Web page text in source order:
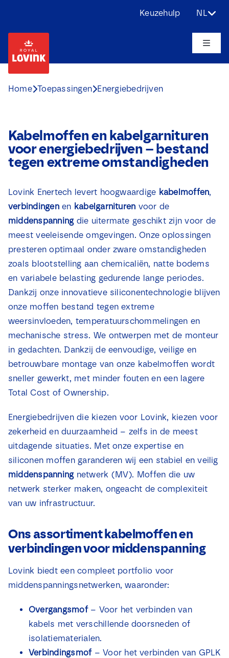
inhoud
Keuzehulp NL
Toggle
Toepassingen
Uitdagingen
Projecten
Nieuws
Contact
Home Toepassingen Energiebedrijven
Kabelmoffen en kabelgarnituren
voor energiebedrijven – bestand
tegen extreme omstandigheden
Lovink Enertech levert hoogwaardige kabelmoffen,
verbindingenen kabelgarnituren voor de
middenspanningdie uitermate geschikt zijn voor de
meest veeleisende omgevingen. Onze oplossingen
presteren optimaal onder zware omstandigheden
zoals blootstelling aan chemicaliën, natte bodems
en variabele belasting gedurende lange periodes.
Dankzij onze innovatieve siliconentechnologie blijven
onze moffen bestand tegen extreme
weersinvloeden, temperatuurschommelingen en
mechanische stress. We ontwerpen met de monteur
in gedachten. Dankzij de eenvoudige, veilige en
betrouwbare montage van onze kabelmoffen wordt
sneller gewerkt, met minder fouten en een lagere
Total Cost of Ownership.
Energiebedrijven die kiezen voor Lovink, kiezen voor
zekerheid en duurzaamheid – zelfs in de meest
uitdagende situaties. Met onze expertise en
siliconen moffen garanderen wij een stabiel en veilig
middenspanningnetwerk (MV). Moffen die uw
netwerk sterker maken, ongeacht de complexiteit
van uw infrastructuur.
Ons assortiment kabelmoffen en
verbindingen voor middenspanning
Lovink biedt een compleet portfolio voor
middenspanningsnetwerken, waaronder:
Overgangsmof– Voor het verbinden van
kabels met verschillende doorsneden of
isolatiematerialen.
Verbindingsmof– Voor het verbinden van GPLK